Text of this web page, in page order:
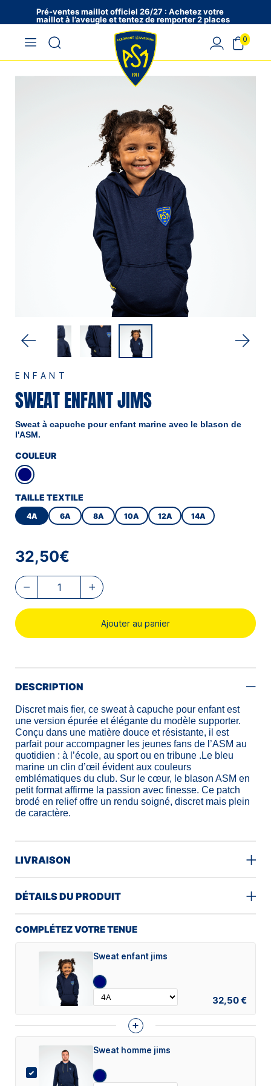
Pré-ventes maillot officiel 26/27 : Achetez votre
maillot à l’aveugle et tentez de remporter 2 places
en VIP !
ENFANT
SWEAT ENFANT JIMS
Sweat à capuche pour enfant marine avec le blason de
l'ASM.
COULEUR
TAILLE TEXTILE
4A 6A 8A 10A 12A 14A
32,50€
Ajouter au panier
DESCRIPTION
Discret mais fier, ce sweat à capuche pour enfant est
une version épurée et élégante du modèle supporter.
Conçu dans une matière douce et résistante, il est
parfait pour accompagner les jeunes fans de l’ASM au
quotidien : à l’école, au sport ou en tribune . Le bleu
marine un clin d’œil évident aux couleurs
emblématiques du club. Sur le cœur, le blason ASM en
petit format affirme la passion avec finesse. Ce patch
brodé en relief offre un rendu soigné, discret mais plein
de caractère.
LIVRAISON
DÉTAILS DU PRODUIT
COMPLÉTEZ VOTRE TENUE
Sweat enfant jims
32,50 €
+
Sweat homme jims
0